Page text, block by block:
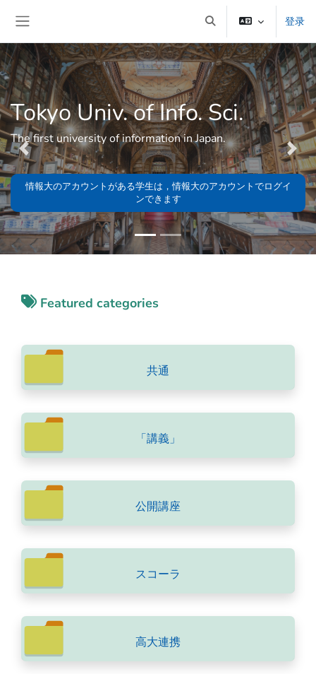
切换搜索输入 登录
Tokyo Univ. of Info. Sci.
The first university of information in Japan.
情報大のアカウントがある学生は，情報大のアカウントでログイ
ンできます
Previous Next
Previous Next
Featured categories
共通
「講義」
公開講座
スコーラ
高大連携